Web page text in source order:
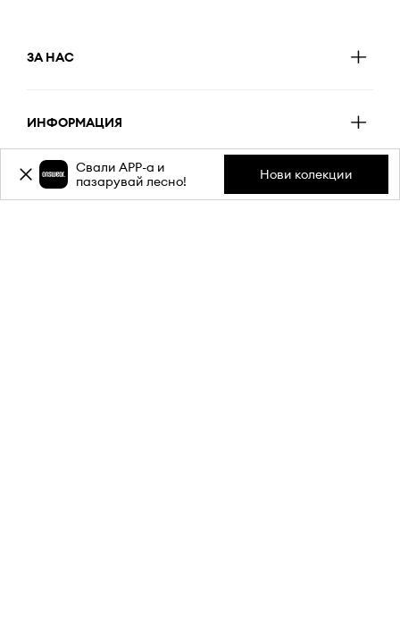
ЗА НАС
ИНФОРМАЦИЯ
ОБСЛУЖВАНЕ НА КЛИЕНТИ
Свали APP-a и
пазарувай лесно!
Нови колекции